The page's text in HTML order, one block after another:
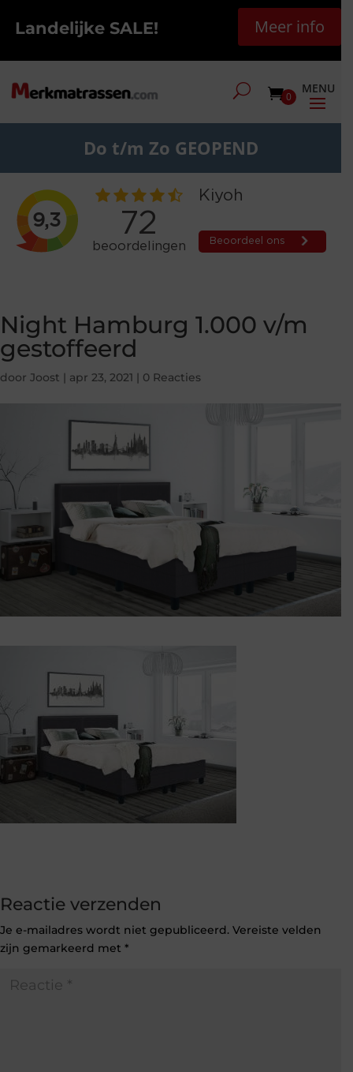
Landelijke SALE! Meer info
0
Do t/m Zo GEOPEND
Night Hamburg 1.000 v/m
gestoffeerd
door Joost | apr 23, 2021 | 0 Reacties
Reactie verzenden
Je e-mailadres wordt niet gepubliceerd. Vereiste velden
zijn gemarkeerd met *